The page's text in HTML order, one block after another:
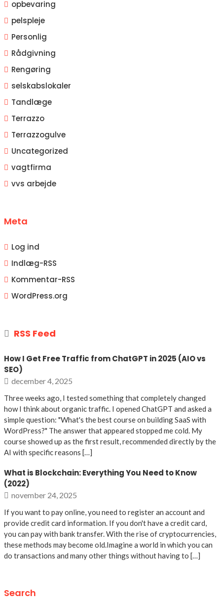
opbevaring
pelspleje
Personlig
Rådgivning
Rengøring
selskabslokaler
Tandlæge
Terrazzo
Terrazzogulve
Uncategorized
vagtfirma
vvs arbejde
Meta
Log ind
Indlæg-RSS
Kommentar-RSS
WordPress.org
RSS Feed
How I Get Free Traffic from ChatGPT in 2025 (AIO vs
SEO)
december 4, 2025
Three weeks ago, I tested something that completely changed
how I think about organic traffic. I opened ChatGPT and asked a
simple question: "What's the best course on building SaaS with
WordPress?" The answer that appeared stopped me cold. My
course showed up as the first result, recommended directly by the
AI with specific reasons […]
What is Blockchain: Everything You Need to Know
(2022)
november 24, 2025
If you want to pay online, you need to register an account and
provide credit card information. If you don't have a credit card,
you can pay with bank transfer. With the rise of cryptocurrencies,
these methods may become old.Imagine a world in which you can
do transactions and many other things without having to […]
Search